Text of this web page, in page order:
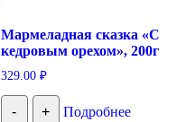
Мармеладная сказка «С
кедровым орехом», 200г
329.00 ₽
- +
Подробнее